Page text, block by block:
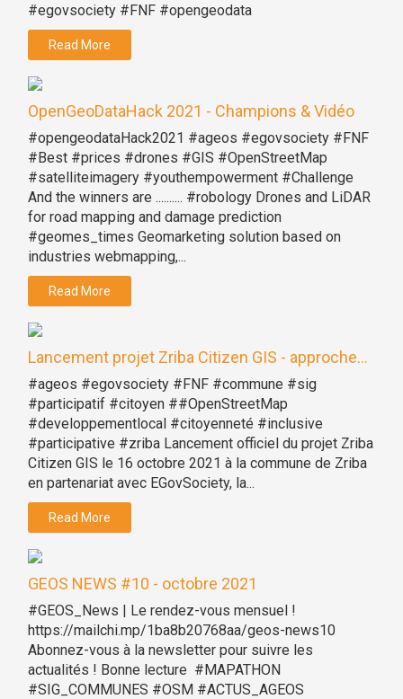
#egovsociety #FNF #opengeodata
Read More
OpenGeoDataHack 2021 - Champions & Vidéo
#opengeodataHack2021 #ageos #egovsociety #FNF
#Best #prices #drones #GIS #OpenStreetMap
#satelliteimagery #youthempowerment #Challenge
And the winners are .......... #robology Drones and LiDAR
for road mapping and damage prediction
#geomes_times Geomarketing solution based on
industries webmapping,...
Read More
Lancement projet Zriba Citizen GIS - approche...
#ageos #egovsociety #FNF #commune #sig
#participatif #citoyen ##OpenStreetMap
#developpementlocal #citoyenneté #inclusive
#participative #zriba Lancement officiel du projet Zriba
Citizen GIS le 16 octobre 2021 à la commune de Zriba
en partenariat avec EGovSociety, la...
Read More
GEOS NEWS #10 - octobre 2021
#GEOS_News | Le rendez-vous mensuel !
https://mailchi.mp/1ba8b20768aa/geos-news10
Abonnez-vous à la newsletter pour suivre les
actualités ! Bonne lecture #MAPATHON
#SIG_COMMUNES #OSM #ACTUS_AGEOS